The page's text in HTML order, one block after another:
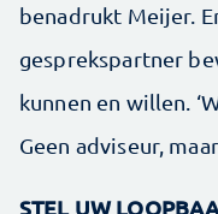
benadrukt Meijer.
gesprekspartner
kunnen en willen.
Geen adviseur,
STEL UW